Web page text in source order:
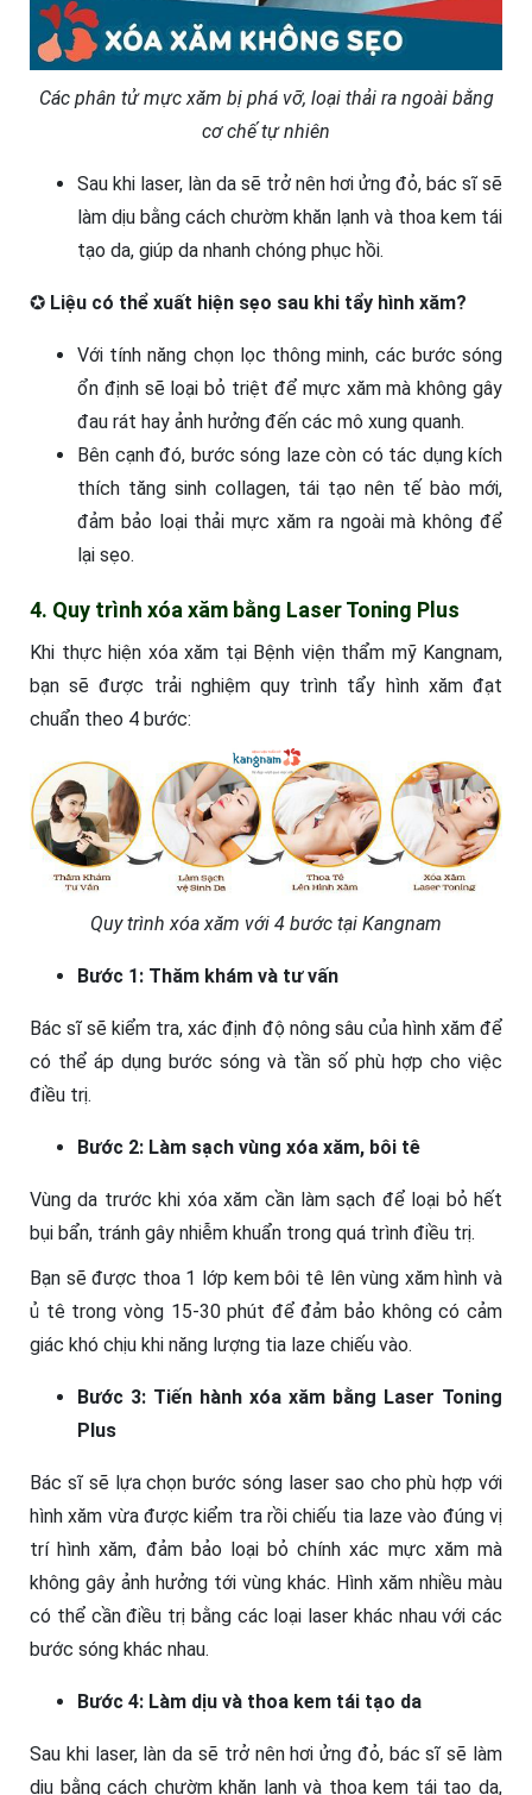
Các phân tử mực xăm bị phá vỡ, loại thải ra ngoài bằng
cơ chế tự nhiên
Sau khi laser, làn da sẽ trở nên hơi ửng đỏ, bác sĩ sẽ
làm dịu bằng cách chườm khăn lạnh và thoa kem tái
tạo da, giúp da nhanh chóng phục hồi.
✪ Liệu có thể xuất hiện sẹo sau khi tẩy hình xăm?
Với tính năng chọn lọc thông minh, các bước sóng
ổn định sẽ loại bỏ triệt để mực xăm mà không gây
đau rát hay ảnh hưởng đến các mô xung quanh.
Bên cạnh đó, bước sóng laze còn có tác dụng kích
thích tăng sinh collagen, tái tạo nên tế bào mới,
đảm bảo loại thải mực xăm ra ngoài mà không để
lại sẹo.
4. Quy trình xóa xăm bằng Laser Toning Plus
Khi thực hiện xóa xăm tại Bệnh viện thẩm mỹ Kangnam,
bạn sẽ được trải nghiệm quy trình tẩy hình xăm đạt
chuẩn theo 4 bước:
Quy trình xóa xăm với 4 bước tại Kangnam
Bước 1: Thăm khám và tư vấn
Bác sĩ sẽ kiểm tra, xác định độ nông sâu của hình xăm để
có thể áp dụng bước sóng và tần số phù hợp cho việc
điều trị.
Bước 2: Làm sạch vùng xóa xăm, bôi tê
Vùng da trước khi xóa xăm cần làm sạch để loại bỏ hết
bụi bẩn, tránh gây nhiễm khuẩn trong quá trình điều trị.
Bạn sẽ được thoa 1 lớp kem bôi tê lên vùng xăm hình và
ủ tê trong vòng 15-30 phút để đảm bảo không có cảm
giác khó chịu khi năng lượng tia laze chiếu vào.
Bước 3: Tiến hành xóa xăm bằng Laser Toning
Plus
Bác sĩ sẽ lựa chọn bước sóng laser sao cho phù hợp với
hình xăm vừa được kiểm tra rồi chiếu tia laze vào đúng vị
trí hình xăm, đảm bảo loại bỏ chính xác mực xăm mà
không gây ảnh hưởng tới vùng khác. Hình xăm nhiều màu
có thể cần điều trị bằng các loại laser khác nhau với các
bước sóng khác nhau.
Bước 4: Làm dịu và thoa kem tái tạo da
Sau khi laser, làn da sẽ trở nên hơi ửng đỏ, bác sĩ sẽ làm
dịu bằng cách chườm khăn lạnh và thoa kem tái tạo da,